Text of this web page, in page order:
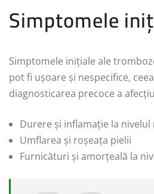
Simptomele
Simptomele inițiale ale
pot fi ușoare și nespecifice,
diagnosticarea precoce a
Durere și inflamație la
Umflarea și roșeața pielii
Furnicături și amorțeală la